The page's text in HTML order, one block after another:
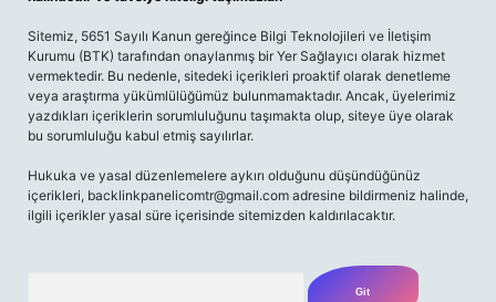
Sitemiz, 5651 Sayılı Kanun gereğince Bilgi Teknolojileri ve İletişim
Kurumu (BTK) tarafından onaylanmış bir Yer Sağlayıcı olarak hizmet
vermektedir. Bu nedenle, sitedeki içerikleri proaktif olarak denetleme
veya araştırma yükümlülüğümüz bulunmamaktadır. Ancak, üyelerimiz
yazdıkları içeriklerin sorumluluğunu taşımakta olup, siteye üye olarak
bu sorumluluğu kabul etmiş sayılırlar.
Hukuka ve yasal düzenlemelere aykırı olduğunu düşündüğünüz
içerikleri, backlinkpanelicomtr@gmail.com adresine bildirmeniz halinde,
ilgili içerikler yasal süre içerisinde sitemizden kaldırılacaktır.